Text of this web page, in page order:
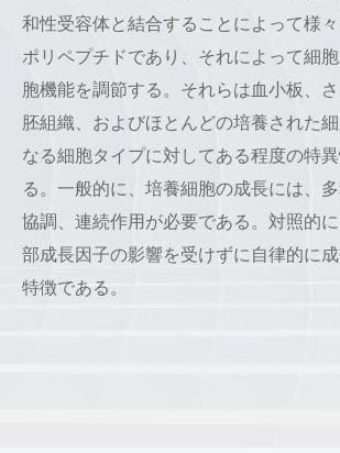
和性受容体と結合することによって様
ポリペプチドであり、それによって細
胞機能を調節する。それらは血小板、
胚組織、およびほとんどの培養された
なる細胞タイプに対してある程度の特
る。一般的に、培養細胞の成長には、
協調、連続作用が必要である。対照的
部成長因子の影響を受けずに自律的に
特徴である。